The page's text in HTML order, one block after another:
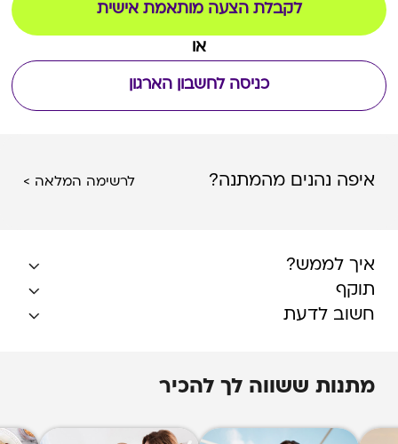
כניסה לחשבון הארגון
או
לקבלת הצעה מותאמת אישית
איפה נהנים מהמתנה? לרשימה המלאה >
איך לממש?
תוקף
חשוב לדעת
מתנות ששווה לך להכיר